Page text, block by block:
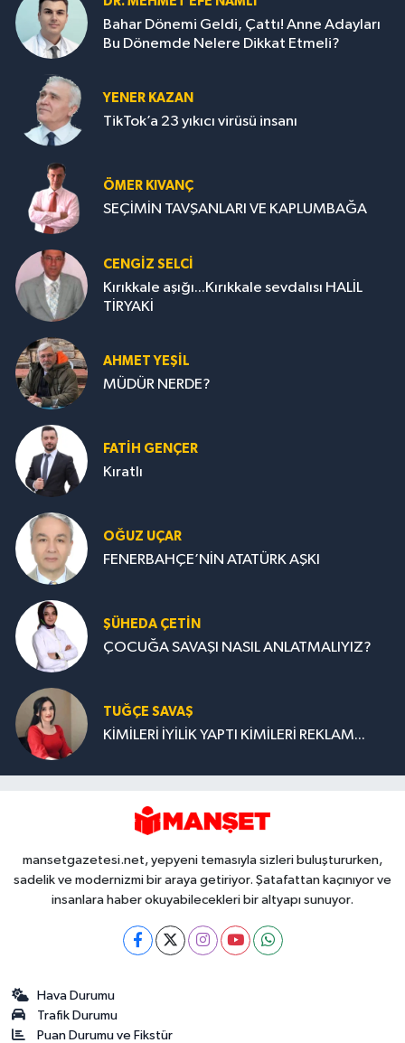
Bahar Dönemi Geldi, Çattı! Anne Adayları
Bu Dönemde Nelere Dikkat Etmeli?
YENER KAZAN
TikTok’a 23 yıkıcı virüsü insanı
ÖMER KIVANÇ
SEÇİMİN TAVŞANLARI VE KAPLUMBAĞA
CENGİZ SELCİ
Kırıkkale aşığı...Kırıkkale sevdalısı HALİL
TİRYAKİ
AHMET YEŞİL
MÜDÜR NERDE?
FATIH GENÇER
Kıratlı
OĞUZ UÇAR
FENERBAHÇE’NİN ATATÜRK AŞKI
ŞÜHEDA ÇETİN
ÇOCUĞA SAVAŞI NASIL ANLATMALIYIZ?
TUĞÇE SAVAŞ
KİMİLERİ İYİLİK YAPTI KİMİLERİ REKLAM...
mansetgazetesi.net, yepyeni temasıyla sizleri buluştururken,
sadelik ve modernizmi bir araya getiriyor. Şatafattan kaçınıyor ve
insanlara haber okuyabilecekleri bir altyapı sunuyor.
Hava Durumu
Trafik Durumu
Puan Durumu ve Fikstür